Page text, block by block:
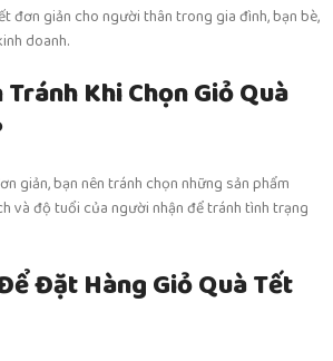
đơn giản cho người thân trong gia đình, bạn bè,
doanh.
Khi Chọn Giỏ Quà
giản, bạn nên tránh chọn những sản phẩm
và độ tuổi của người nhận để tránh tình trạng
Đặt Hàng Giỏ Quà Tết